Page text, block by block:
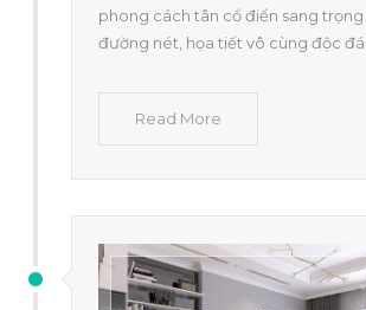
phong cách tân cổ điển sang
đường nét, họa tiết vô cùng độc
Read More